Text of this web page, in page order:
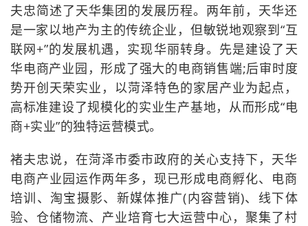
夫忠简述了天华集团的发展历程。两年前，天华还
是一家以地产为主的传统企业，但敏锐地观察到“互
联网+”的发展机遇，实现华丽转身。先是建设了天
华电商产业园，形成了强大的电商销售端;后审时度
势开创天荣实业，以菏泽特色的家居产业为起点，
高标准建设了规模化的实业生产基地，从而形成“电
商+实业”的独特运营模式。
褚夫忠说，在菏泽市委市政府的关心支持下，天华
电商产业园运作两年多，现已形成电商孵化、电商
培训、淘宝摄影、新媒体推广(内容营销)、线下体
验、仓储物流、产业培育七大运营中心，聚集了村